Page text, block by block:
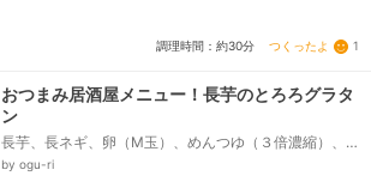
調理時間：約30分 つくったよ 1
おつまみ居酒屋メニュー！長芋のとろろグラタ
ン
長芋、長ネギ、卵（M玉）、めんつゆ（３倍濃縮）、
ごま油、塩、シュレッドチーズ、マヨネーズ、刻みの
by ogu-ri